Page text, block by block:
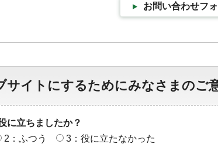
お問い合わせフ
サイトにするためにみなさまのご
に立ちましたか？
2：ふつう
3：役に立たなかった